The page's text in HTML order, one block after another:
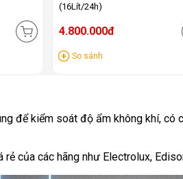
(16Lít/24h)
4.800.000đ
So sánh
để kiểm soát độ ẩm không khí,
của các hãng như Electrolux,